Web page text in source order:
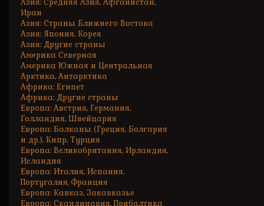
Азия: Средняя Азия, Афганистан,
Иран
Азия: Страны Ближнего Востока
Азия: Япония, Корея
Азия: Другие страны
Америка Северная
Америка Южная и Центральная
Арктика, Антарктика
Африка: Египет
Африка: Другие страны
Европа: Австрия, Германия,
Голландия, Швейцария
Европа: Балканы (Греция, Болгария
и др.), Кипр, Турция
Европа: Великобритания, Ирландия,
Исландия
Европа: Италия, Испания,
Португалия, Франция
Европа: Кавказ, Закавказье
Европа: Скандинавия, Прибалтика